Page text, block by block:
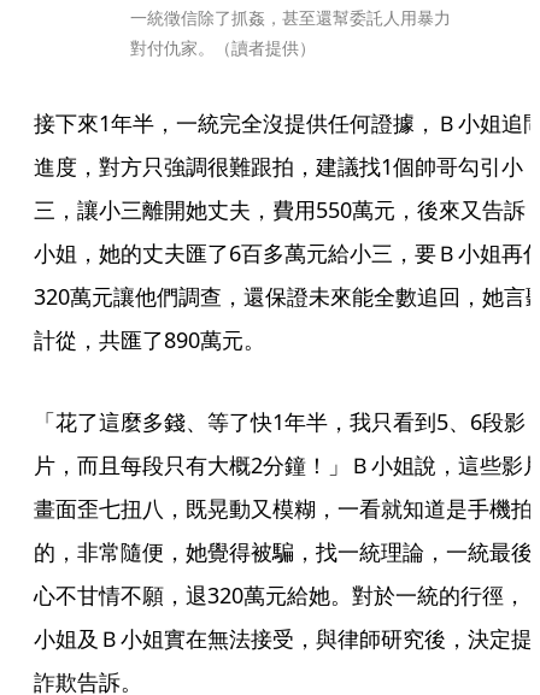
一統徵信除了抓姦，甚至還幫委託人用暴力
對付仇家。（讀者提供）
接下來1年半，一統完全沒提供任何證據，Ｂ小姐追
進度，對方只強調很難跟拍，建議找1個帥哥勾引小
三，讓小三離開她丈夫，費用550萬元，後來又告訴
小姐，她的丈夫匯了6百多萬元給小三，要Ｂ小姐再
320萬元讓他們調查，還保證未來能全數追回，她言
計從，共匯了890萬元。
「花了這麼多錢、等了快1年半，我只看到5、6段影
片，而且每段只有大概2分鐘！」Ｂ小姐說，這些影
畫面歪七扭八，既晃動又模糊，一看就知道是手機拍
的，非常隨便，她覺得被騙，找一統理論，一統最後
心不甘情不願，退320萬元給她。對於一統的行徑，
小姐及Ｂ小姐實在無法接受，與律師研究後，決定提
詐欺告訴。